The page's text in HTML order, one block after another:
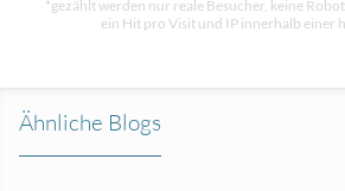
*gezählt werden nur reale Besucher, keine
ein Hit pro Visit und IP innerhalb einer
Ähnliche Blogs